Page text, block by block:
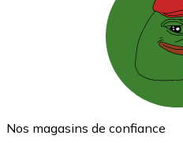
Nos magasins de confiance